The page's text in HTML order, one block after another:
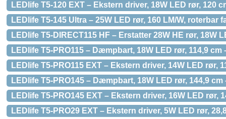
LEDlife T5-120 EXT – Ekstern driver, 18W LED rør, 120
LEDlife T5-145 Ultra – 25W LED rør, 160 LM/W, roterbar
LEDlife T5-DIRECT115 HF – Erstatter 28W HE rør, 18W
LEDlife T5-PRO115 – Dæmpbart, 18W LED rør, 114,9
LEDlife T5-PRO115 EXT – Ekstern driver, 14W LED rør,
LEDlife T5-PRO145 – Dæmpbart, 18W LED rør, 144,9
LEDlife T5-PRO145 EXT – Ekstern driver, 16W LED rør,
LEDlife T5-PRO29 EXT – Ekstern driver, 5W LED rør,